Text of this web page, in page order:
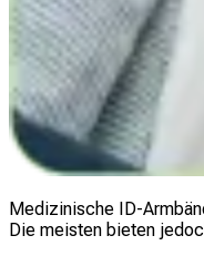
Medizinische ID-
Die meisten bieten